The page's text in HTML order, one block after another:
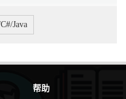
Java
帮助